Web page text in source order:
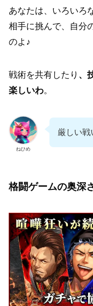
あなたは、いろいろ
相手に挑んで、自分
のよ♪
戦術を共有したり 、
楽しいわ。
ねひめ
厳しい戦
格闘ゲームの奥深